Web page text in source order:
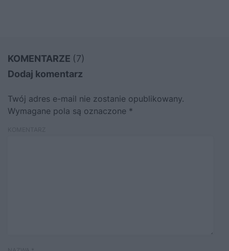
KOMENTARZE (7)
Dodaj komentarz
Twój adres e-mail nie zostanie opublikowany.
Wymagane pola są oznaczone *